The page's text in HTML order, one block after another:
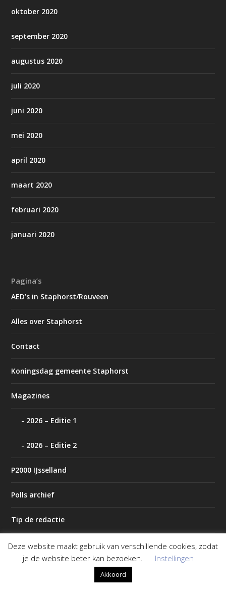
oktober 2020
september 2020
augustus 2020
juli 2020
juni 2020
mei 2020
april 2020
maart 2020
februari 2020
januari 2020
Pagina’s
AED’s in Staphorst/Rouveen
Alles over Staphorst
Contact
Koningsdag gemeente Staphorst
Magazines
2026 – Editie 1
2026 – Editie 2
P2000 IJsselland
Polls archief
Tip de redactie
Weer
Deze website maakt gebruik van verschillende cookies, zodat
je de website beter kan bezoeken.
Instellingen
Akkoord